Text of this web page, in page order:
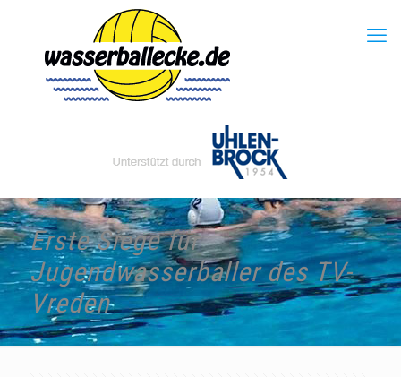
Erste Siege für
Jugendwasserballer des TV-
Vreden